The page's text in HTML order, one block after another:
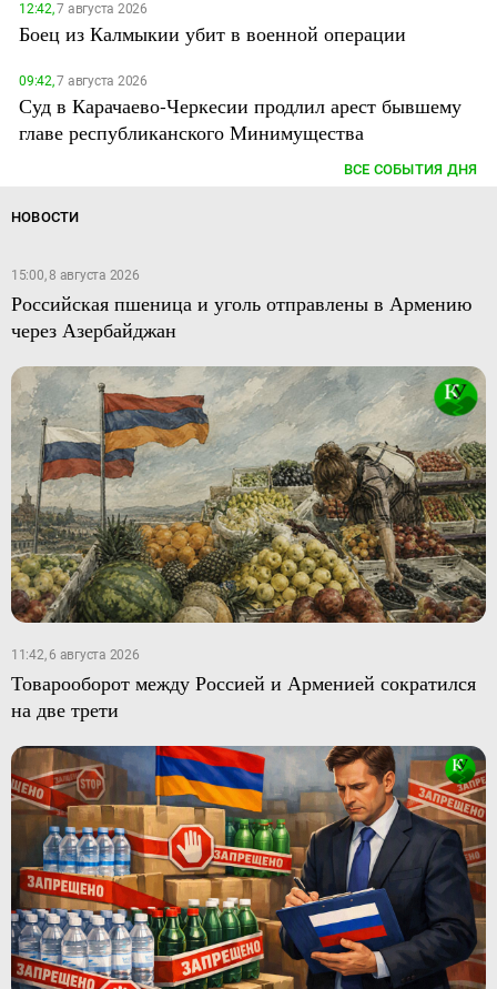
12:42,7 августа 2026
Боец из Калмыкии убит в военной операции
09:42,7 августа 2026
Суд в Карачаево-Черкесии продлил арест бывшему
главе республиканского Минимущества
ВСЕ СОБЫТИЯ ДНЯ
НОВОСТИ
15:00, 8 августа 2026
Российская пшеница и уголь отправлены в Армению
через Азербайджан
11:42, 6 августа 2026
Товарооборот между Россией и Арменией сократился
на две трети